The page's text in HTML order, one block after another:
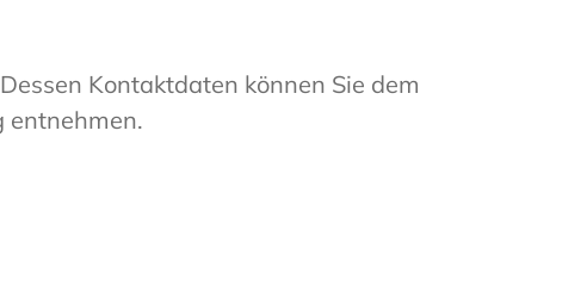
Kontaktdaten können Sie dem
entnehmen.